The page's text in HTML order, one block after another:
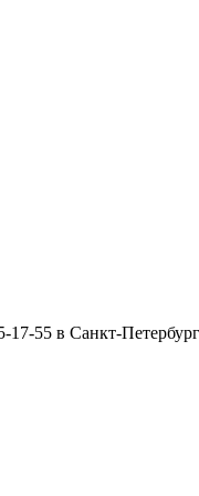
17-55 в Санкт-